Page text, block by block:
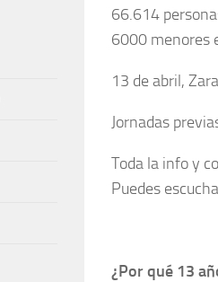
66.614
6000 menores
13 de abril,
Jornadas
Toda la info y
Puedes
¿Por qué 13